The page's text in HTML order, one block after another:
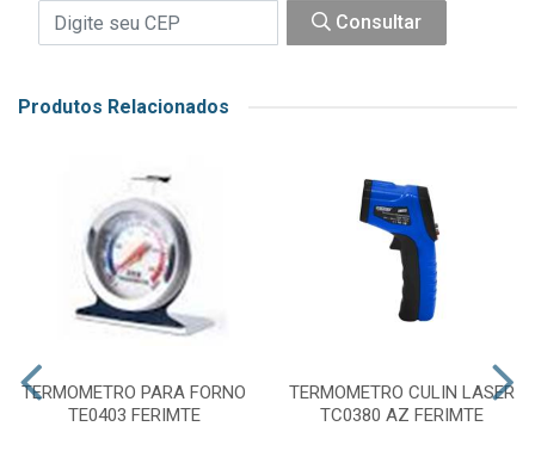
Consultar
Produtos Relacionados
TERMOMETRO PARA FORNO
TE0403 FERIMTE
TERMOMETRO CULIN LASER
TC0380 AZ FERIMTE